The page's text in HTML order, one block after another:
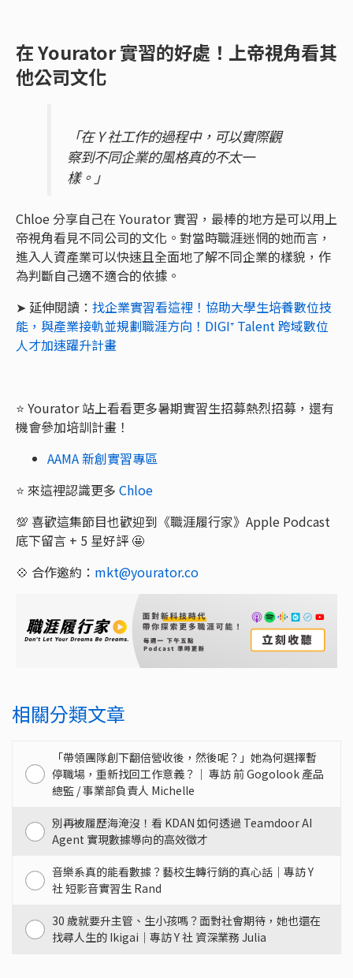
在 Yourator 實習的好處！上帝視角看其
他公司文化
「在 Y 社工作的過程中，可以實際觀
察到不同企業的風格真的不太一
樣。」
Chloe 分享自己在 Yourator 實習，最棒的地方是可以用上
帝視角看見不同公司的文化。對當時職涯迷惘的她而言，
進入人資產業可以快速且全面地了解不同企業的樣貌，作
為判斷自己適不適合的依據。
➤ 延伸閱讀： 找企業實習看這裡！協助大學生培養數位技
能，與產業接軌並規劃職涯方向！DIGI⁺ Talent 跨域數位
人才加速躍升計畫
⭐️ Yourator 站上看看更多暑期實習生招募熱烈招募，還有
機會參加培訓計畫！
AAMA 新創實習專區
⭐️ 來這裡認識更多 Chloe
💯 喜歡這集節目也歡迎到《職涯履行家》Apple Podcast
底下留言 + 5 星好評 🤩
💠 合作邀約： mkt@yourator.co
相關分類文章
「帶領團隊創下翻倍營收後，然後呢？」她為何選擇暫
停職場，重新找回工作意義？｜ 專訪 前 Gogolook 產品
總監 / 事業部負責人 Michelle
別再被履歷海淹沒！看 KDAN 如何透過 Teamdoor AI
Agent 實現數據導向的高效徵才
音樂系真的能看數據？藝校生轉行銷的真心話｜專訪 Y
社 短影音實習生 Rand
30 歲就要升主管、生小孩嗎？面對社會期待，她也還在
找尋人生的 Ikigai｜專訪 Y 社 資深業務 Julia